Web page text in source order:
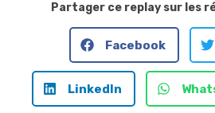
Partager ce replay sur les
Facebook
LinkedIn